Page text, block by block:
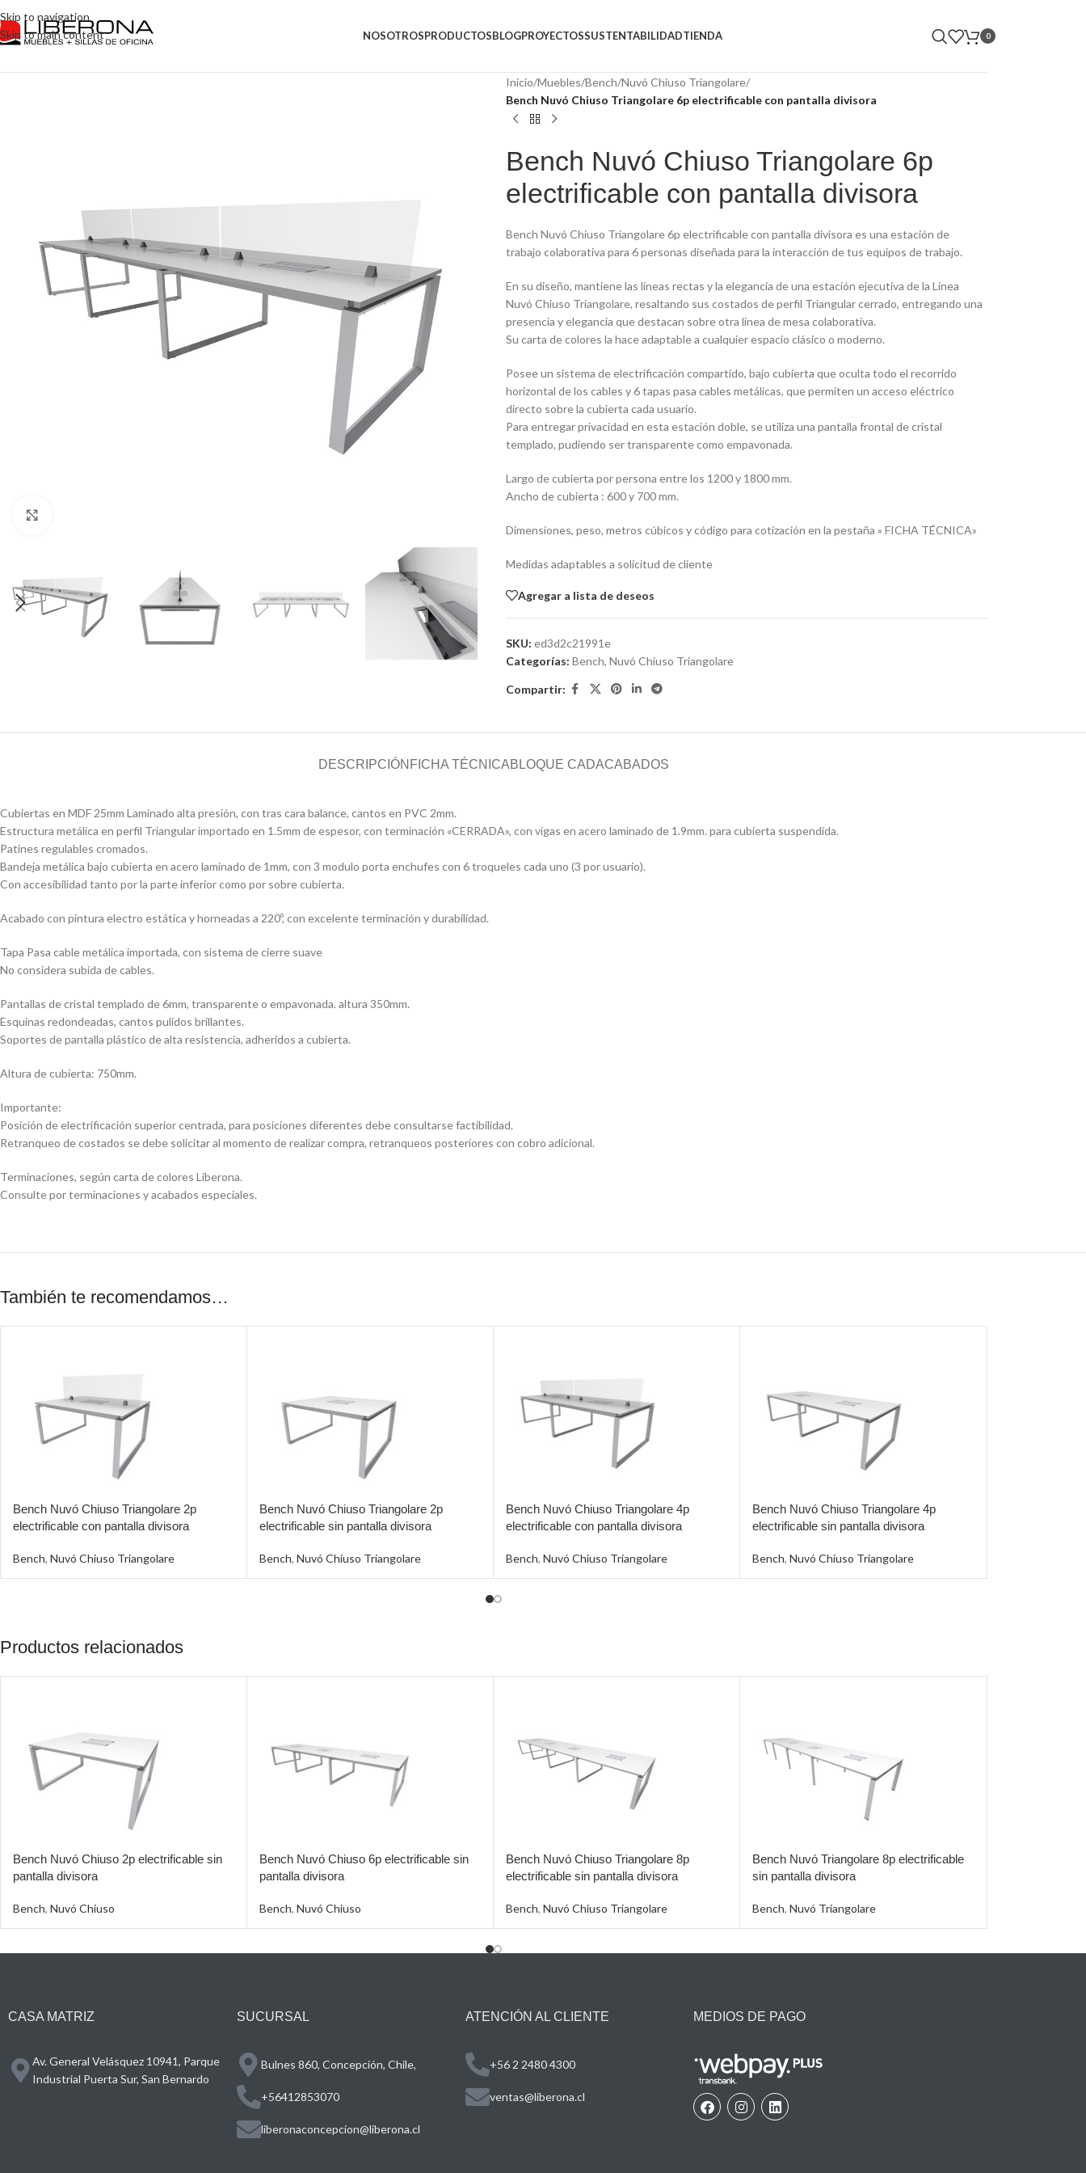
Skip to navigation
Skip to main content
NOSOTROSPRODUCTOSBLOGPROYECTOSSUSTENTABILIDADTIENDA 0
Inicio/Muebles/Bench/Nuvó Chiuso Triangolare/
Bench Nuvó Chiuso Triangolare 6p electrificable con pantalla divisora
Bench Nuvó Chiuso Triangolare 6p
electrificable con pantalla divisora
Bench Nuvó Chiuso Triangolare 6p electrificable con pantalla divisora es una estación de
trabajo colaborativa para 6 personas diseñada para la interacción de tus equipos de trabajo.
En su diseño, mantiene las líneas rectas y la elegancia de una estación ejecutiva de la Línea
Nuvó Chiuso Triangolare, resaltando sus costados de perfil Triangular cerrado, entregando una
presencia y elegancia que destacan sobre otra línea de mesa colaborativa.
Su carta de colores la hace adaptable a cualquier espacio clásico o moderno.
Posee un sistema de electrificación compartido, bajo cubierta que oculta todo el recorrido
horizontal de los cables y 6 tapas pasa cables metálicas, que permiten un acceso eléctrico
directo sobre la cubierta cada usuario.
Para entregar privacidad en esta estación doble, se utiliza una pantalla frontal de cristal
templado, pudiendo ser transparente como empavonada.
Largo de cubierta por persona entre los 1200 y 1800 mm.
Ancho de cubierta : 600 y 700 mm.
Dimensiones, peso, metros cúbicos y código para cotización en la pestaña » FICHA TÉCNICA»
Medidas adaptables a solicitud de cliente
Agregar a lista de deseos
SKU: ed3d2c21991e
Categorías: Bench, Nuvó Chiuso Triangolare
Compartir:
DESCRIPCIÓN FICHA TÉCNICABLOQUE CADACABADOS
Cubiertas en MDF 25mm Laminado alta presión, con tras cara balance, cantos en PVC 2mm.
Estructura metálica en perfil Triangular importado en 1.5mm de espesor, con terminación «CERRADA», con vigas en acero laminado de 1.9mm. para cubierta suspendida.
Patines regulables cromados.
Bandeja metálica bajo cubierta en acero laminado de 1mm, con 3 modulo porta enchufes con 6 troqueles cada uno (3 por usuario).
Con accesibilidad tanto por la parte inferior como por sobre cubierta.
Acabado con pintura electro estática y horneadas a 220º, con excelente terminación y durabilidad.
Tapa Pasa cable metálica importada, con sistema de cierre suave
No considera subida de cables.
Pantallas de cristal templado de 6mm, transparente o empavonada. altura 350mm.
Esquinas redondeadas, cantos pulidos brillantes.
Soportes de pantalla plástico de alta resistencia, adheridos a cubierta.
Altura de cubierta: 750mm.
Importante:
Posición de electrificación superior centrada, para posiciones diferentes debe consultarse factibilidad.
Retranqueo de costados se debe solicitar al momento de realizar compra, retranqueos posteriores con cobro adicional.
Terminaciones, según carta de colores Liberona.
Consulte por terminaciones y acabados especiales.
También te recomendamos…
Bench Nuvó Chiuso Triangolare 2p
electrificable con pantalla divisora
Bench, Nuvó Chiuso Triangolare
Bench Nuvó Chiuso Triangolare 2p
electrificable sin pantalla divisora
Bench, Nuvó Chiuso Triangolare
Bench Nuvó Chiuso Triangolare 4p
electrificable con pantalla divisora
Bench, Nuvó Chiuso Triangolare
Bench Nuvó Chiuso Triangolare 4p
electrificable sin pantalla divisora
Bench, Nuvó Chiuso Triangolare
Productos relacionados
Bench Nuvó Chiuso 2p electrificable sin
pantalla divisora
Bench, Nuvó Chiuso
Bench Nuvó Chiuso 6p electrificable sin
pantalla divisora
Bench, Nuvó Chiuso
Bench Nuvó Chiuso Triangolare 8p
electrificable sin pantalla divisora
Bench, Nuvó Chiuso Triangolare
Bench Nuvó Triangolare 8p electrificable
sin pantalla divisora
Bench, Nuvó Triangolare
CASA MATRIZ
Av. General Velásquez 10941, Parque
Industrial Puerta Sur, San Bernardo
SUCURSAL
Bulnes 860, Concepción, Chile,
+56412853070
liberonaconcepcion@liberona.cl
ATENCIÓN AL CLIENTE
+56 2 2480 4300
ventas@liberona.cl
MEDIOS DE PAGO